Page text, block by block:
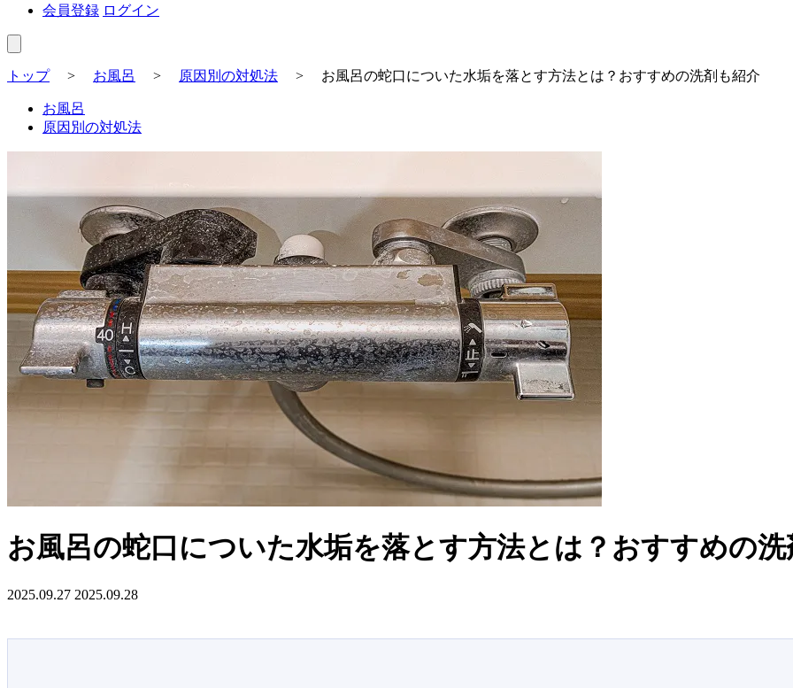
会員登録 ログイン
トップ> お風呂 > 原因別の対処法 > お風呂の蛇口についた水垢を落とす方法とは？おすすめの洗剤も紹介
お風呂
原因別の対処法
お風呂の蛇口についた水垢を落とす方法とは？おすすめの
2025.09.27 2025.09.28